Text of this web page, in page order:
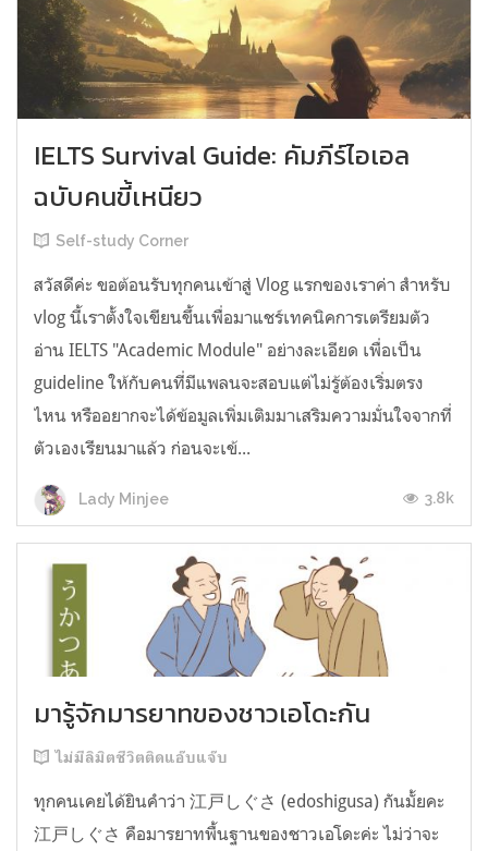
IELTS Survival Guide: คัมภีร์ไอเอล
ฉบับคนขี้เหนียว
Self-study Corner
สวัสดีค่ะ ขอต้อนรับทุกคนเข้าสู่ Vlog แรกของเราค่า สำหรับ
vlog นี้เราตั้งใจเขียนขึ้นเพื่อมาแชร์เทคนิคการเตรียมตัว
อ่าน IELTS "Academic Module" อย่างละเอียด เพื่อเป็น
guideline ให้กับคนที่มีแพลนจะสอบแต่ไม่รู้ต้องเริ่มตรง
ไหน หรืออยากจะได้ข้อมูลเพิ่มเติมมาเสริมความมั่นใจจากที่
ตัวเองเรียนมาแล้ว ก่อนจะเข้...
Lady Minjee 3.8k
มารู้จักมารยาทของชาวเอโดะกัน
ไม่มีลิมิตชีวิตติดแอ๊บแจ๊บ
ทุกคนเคยได้ยินคำว่า 江戸しぐさ (edoshigusa) กันมั้ยคะ
江戸しぐさ คือมารยาทพื้นฐานของชาวเอโดะค่ะ ไม่ว่าจะ